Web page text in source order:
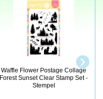
Waffle Flower Postage Collage
Forest Sunset Clear Stamp Set -
Stempel